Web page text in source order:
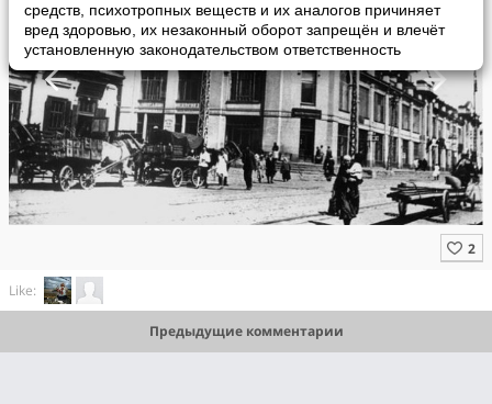
средств, психотропных веществ и их аналогов причиняет
вред здоровью, их незаконный оборот запрещён и влечёт
установленную законодательством ответственность
Like:
Предыдущие комментарии